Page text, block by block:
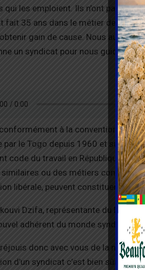
qui les emploient. Ils n’ont pas
fait 35 ans dans le métier de
obtenir gain de cause. Nous aurons
un syndicat pour nous guider», a-
conformément à la convention n°87
par le Togo depuis 1960 et suivant
code du travail en République
ou des métiers connexes
libérale, peuvent constituer
Dzifa, représentante du
adhérent du monde syndicale
donc avec vous de la
d’un syndicat c’est bien sûr la